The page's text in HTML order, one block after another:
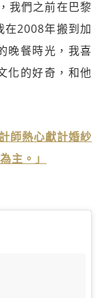
我們之前在巴黎
在2008年搬到加
晚餐時光，我喜
化的好奇，和他
師熱心獻計婚紗
主。」